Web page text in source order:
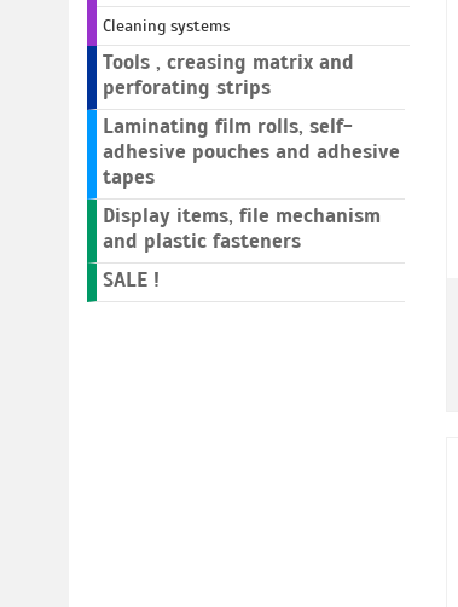
Cleaning systems
Tools , creasing matrix and
perforating strips
Laminating film rolls, self-
adhesive pouches and adhesive
tapes
Display items, file mechanism
and plastic fasteners
SALE !